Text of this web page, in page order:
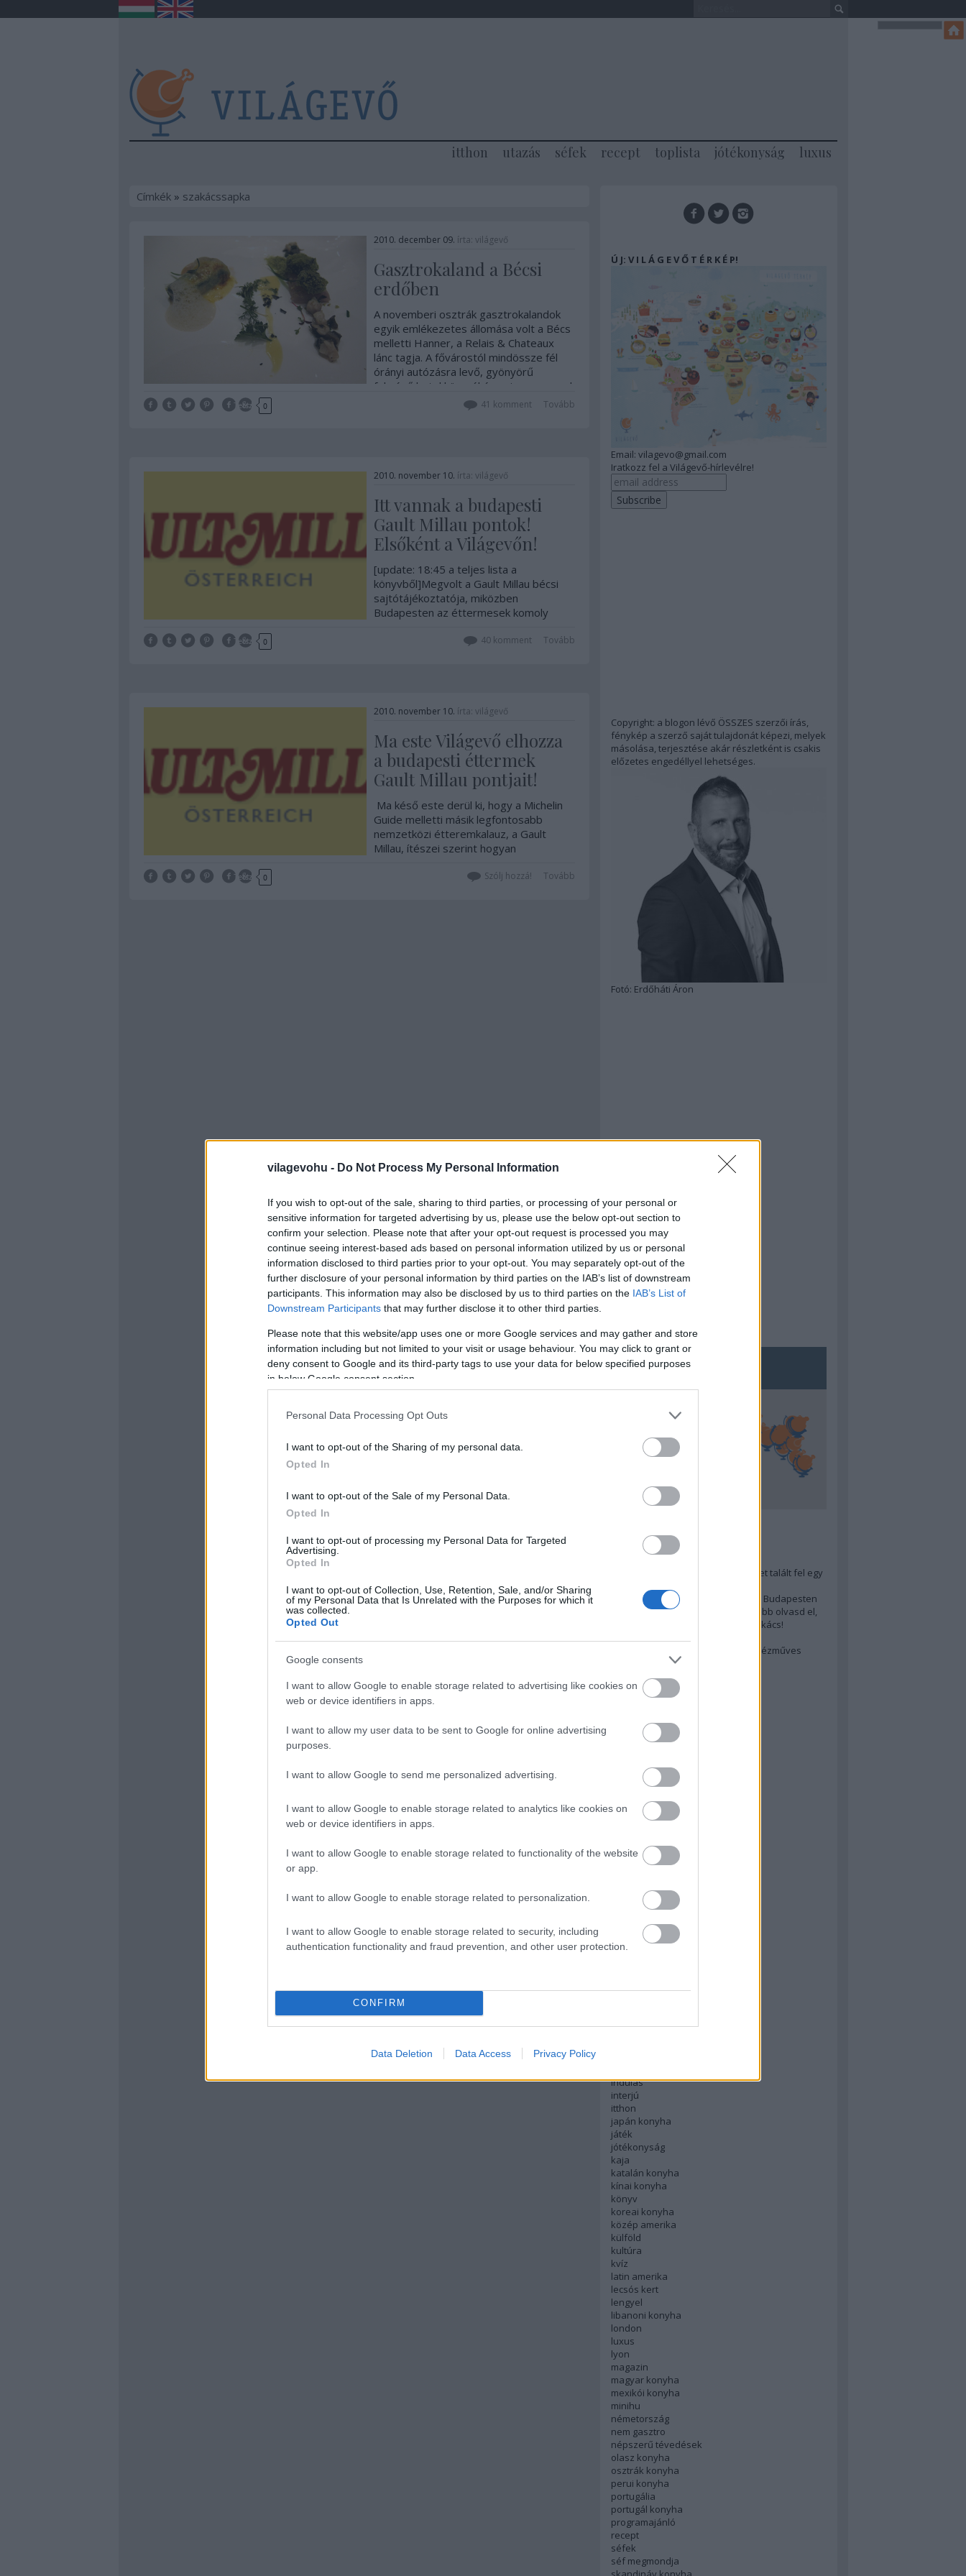
vilagevohu - Do Not Process My Personal Information
If you wish to opt-out of the sale, sharing to third parties, or processing of your personal or
sensitive information for targeted advertising by us, please use the below opt-out section to
confirm your selection. Please note that after your opt-out request is processed you may
continue seeing interest-based ads based on personal information utilized by us or personal
information disclosed to third parties prior to your opt-out. You may separately opt-out of the
further disclosure of your personal information by third parties on the IAB’s list of downstream
participants. This information may also be disclosed by us to third parties on the IAB’s List of
Downstream Participants that may further disclose it to other third parties.
Please note that this website/app uses one or more Google services and may gather and store
information including but not limited to your visit or usage behaviour. You may click to grant or
deny consent to Google and its third-party tags to use your data for below specified purposes
in below Google consent section.
Personal Data Processing Opt Outs
I want to opt-out of the Sharing of my personal data.
Opted In
I want to opt-out of the Sale of my Personal Data.
Opted In
I want to opt-out of processing my Personal Data for Targeted
Advertising.
Opted In
I want to opt-out of Collection, Use, Retention, Sale, and/or Sharing
of my Personal Data that Is Unrelated with the Purposes for which it
was collected.
Opted Out
Google consents
I want to allow Google to enable storage related to advertising like cookies on
web or device identifiers in apps.
I want to allow my user data to be sent to Google for online advertising
purposes.
I want to allow Google to send me personalized advertising.
I want to allow Google to enable storage related to analytics like cookies on
web or device identifiers in apps.
I want to allow Google to enable storage related to functionality of the website
or app.
I want to allow Google to enable storage related to personalization.
I want to allow Google to enable storage related to security, including
authentication functionality and fraud prevention, and other user protection.
CONFIRM
Data Deletion Data Access Privacy Policy
itthon utazás séfek recept toplista jótékonyság luxus
Címkék» szakácssapka
2010. december 09. írta: világevő
Gasztrokaland a Bécsi
erdőben
A novemberi osztrák gasztrokalandok
egyik emlékezetes állomása volt a Bécs
melletti Hanner, a Relais & Chateaux
lánc tagja. A fővárostól mindössze fél
órányi autózásra levő, gyönyörű
fekvésű hotel környékén sajnos nem sok
idő maradt körülnézni, pedig a Bécsi
Tetszik 0 Tovább
41 komment
2010. november 10. írta: világevő
Itt vannak a budapesti
Gault Millau pontok!
Elsőként a Világevőn!
[update: 18:45 a teljes lista a
könyvből]Megvolt a Gault Millau bécsi
sajtótájékoztatója, miközben
Budapesten az éttermesek komoly
derék osztrákok közepes poénokkal és
Tetszik 0 Tovább
40komment
2010. november 10. írta: világevő
Ma este Világevő elhozza
a budapesti éttermek
Gault Millau pontjait!
Ma késő este derül ki, hogy a Michelin
Guide melletti másik legfontosabb
nemzetközi étteremkalauz, a Gault
Millau, ítészei szerint hogyan
szakma hatalmas várakozással néz az
Tetszik 0 Tovább
Szólj hozzá!
Ú J: V I L Á G E V Ő T É R K É P!
Email: vilagevo@gmail.com
Iratkozz fel a Világevő-hírlevélre!
Copyright: a blogon lévő ÖSSZES szerzői írás,
fénykép a szerző saját tulajdonát képezi, melyek
másolása, terjesztése akár részletként is csakis
előzetes engedéllyel lehetséges.
Fotó: Erdőháti Áron
TOP5
Annyira menő Budapest-térképet talált fel egy
A 10 legjobb (elérhető árú) ebéd Budapesten
Szakács akarsz lenni? Akkor előbb olvasd el,
mit gondol erről egy magyar szakács!
Budapest rejtett kincsei: orosz kézműves
afrikai konyha
ázsiai konyha
baszk konyha
belgium
bocusedor
bocuse dor
dél amerika
english
északi konyha
francia konyha
holland konyha
indulás
interjú
itthon
japán konyha
játék
jótékonyság
kaja
katalán konyha
kínai konyha
könyv
koreai konyha
közép amerika
külföld
kultúra
kvíz
latin amerika
lecsós kert
lengyel
libanoni konyha
london
luxus
lyon
magazin
magyar konyha
mexikói konyha
minihu
németország
nem gasztro
népszerű tévedések
olasz konyha
osztrák konyha
perui konyha
portugália
portugál konyha
programajánló
recept
séfek
séf megmondja